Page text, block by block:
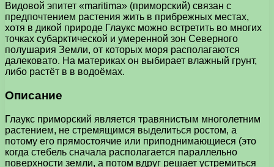
Видовой эпитет «maritima» (приморский) связан с
предпочтением растения жить в прибрежных местах,
хотя в дикой природе Глаукс можно встретить во многих
точках субарктической и умеренной зон Северного
полушария Земли, от которых моря располагаются
далековато. На материках он выбирает влажный грунт,
либо растёт в в водоёмах.
Описание
Глаукс приморский является травянистым многолетним
растением, не стремящимся выделиться ростом, а
потому его прямостоячие или приподнимающиеся (это
когда стебель сначала располагается параллельно
поверхности земли, а потом вдруг решает устремиться